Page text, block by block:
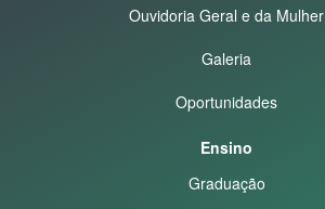
Ouvidoria Geral e da Mulher
Galeria
Oportunidades
Ensino
Graduação